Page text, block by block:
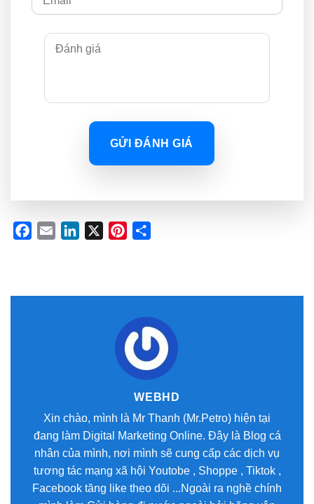
GỬI ĐÁNH GIÁ
Facebook
Email LinkedIn Pinterest
WEBHD
Xin chào, mình là Mr Thanh (Mr.Petro) hiện tại
đang làm Digital Marketing Online. Đây là Blog cá
nhân của mình, nơi mình sẽ cung cấp các dịch vụ
tương tác mạng xã hội Youtobe , Shoppe , Tiktok ,
Facebook tăng like theo dõi ...Ngoài ra nghề chính